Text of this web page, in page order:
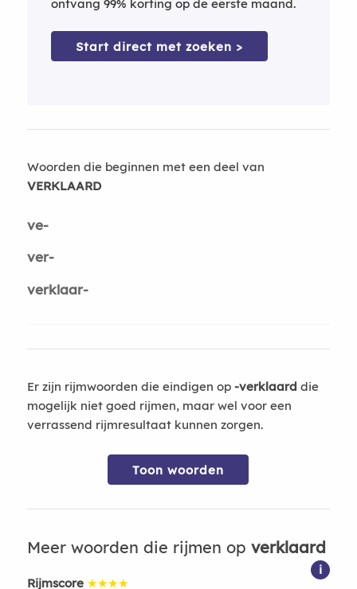
ontvang 99% korting op de eerste maand.
Start direct met zoeken >
Woorden die beginnen met een deel van
VERKLAARD
ve-
ver-
verklaar-
Er zijn rijmwoorden die eindigen op -verklaard die
mogelijk niet goed rijmen, maar wel voor een
verrassend rijmresultaat kunnen zorgen.
Toon woorden
Meer woorden die rijmen op verklaard
i
Rijmscore ★★★★